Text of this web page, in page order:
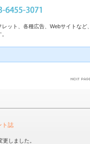
ット、各種広告、Webサイトなど、
ト誌
しました。